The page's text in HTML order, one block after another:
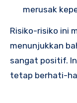
merusak
Risiko-risiko ini
menunjukkan
sangat positif.
tetap berhati-